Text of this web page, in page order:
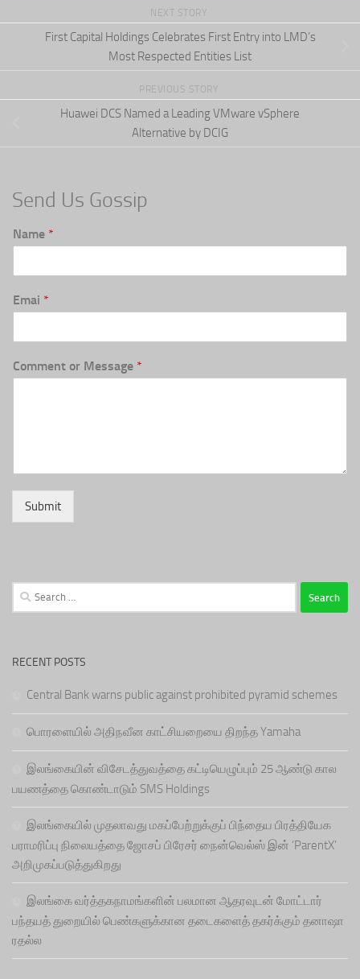
NEXT STORY
First Capital Holdings Celebrates First Entry into LMD’s
Most Respected Entities List
PREVIOUS STORY
Huawei DCS Named a Leading VMware vSphere
Alternative by DCIG
Send Us Gossip
Name *
Emai *
Comment or Message *
Submit
Search
for:
RECENT POSTS
Central Bank warns public against prohibited pyramid schemes
பொரளையில் அதிநவீன காட்சியறையை திறந்த Yamaha
இலங்கையின் விசேடத்துவத்தை கட்டியெழுப்பும் 25 ஆண்டு கால
பயணத்தை கொண்டாடும் SMS Holdings
இலங்கையில் முதலாவது மகப்பேற்றுக்குப் பிந்தைய பிரத்தியேக
பராமரிப்பு நிலையத்தை ஜோசப் பிரேசர் நைன்வெல்ஸ் இன் ‘ParentX’
அறிமுகப்படுத்துகிறது
இலங்கை வர்த்தகநாமங்களின் பலமான ஆதரவுடன் மோட்டார்
பந்தயத் துறையில் பெண்களுக்கான தடைகளைத் தகர்க்கும் தனாஷா
ரதல்ல